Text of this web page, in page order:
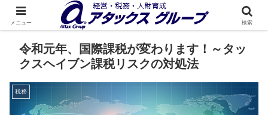
令和元年、国際課税が変わります！～タッ
クスヘイブン課税リスクの対処法
税務
メニュー 検索